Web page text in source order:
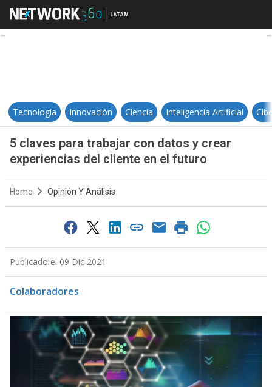
5 claves para trabajar con datos
Tecnología Innovación Ciencia Inteligencia Artificial
5 claves para trabajar con datos y crear
experiencias del cliente en el futuro
Home Opinión Y Análisis
Publicado el 09 Dic 2021
Colaboradores